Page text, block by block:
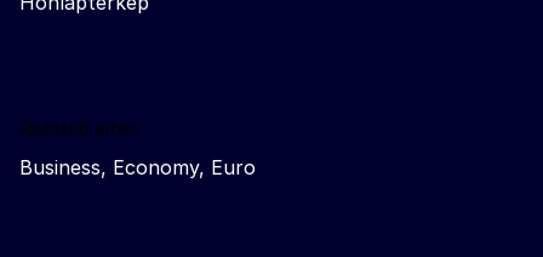
Related sites
Business, Economy, Euro